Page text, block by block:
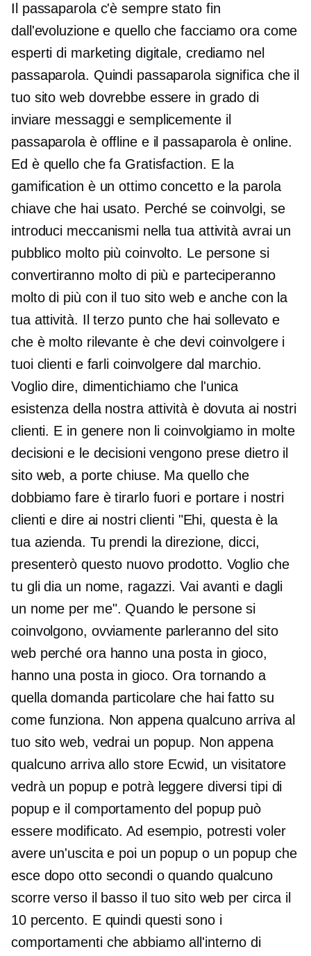
Il passaparola c'è sempre stato fin
dall'evoluzione e quello che facciamo ora come
esperti di marketing digitale, crediamo nel
passaparola. Quindi passaparola significa che il
tuo sito web dovrebbe essere in grado di
inviare messaggi e semplicemente il
passaparola è offline e il passaparola è online.
Ed è quello che fa Gratisfaction. E la
gamification è un ottimo concetto e la parola
chiave che hai usato. Perché se coinvolgi, se
introduci meccanismi nella tua attività avrai un
pubblico molto più coinvolto. Le persone si
convertiranno molto di più e parteciperanno
molto di più con il tuo sito web e anche con la
tua attività. Il terzo punto che hai sollevato e
che è molto rilevante è che devi coinvolgere i
tuoi clienti e farli coinvolgere dal marchio.
Voglio dire, dimentichiamo che l'unica
esistenza della nostra attività è dovuta ai nostri
clienti. E in genere non li coinvolgiamo in molte
decisioni e le decisioni vengono prese dietro il
sito web, a porte chiuse. Ma quello che
dobbiamo fare è tirarlo fuori e portare i nostri
clienti e dire ai nostri clienti "Ehi, questa è la
tua azienda. Tu prendi la direzione, dicci,
presenterò questo nuovo prodotto. Voglio che
tu gli dia un nome, ragazzi. Vai avanti e dagli
un nome per me". Quando le persone si
coinvolgono, ovviamente parleranno del sito
web perché ora hanno una posta in gioco,
hanno una posta in gioco. Ora tornando a
quella domanda particolare che hai fatto su
come funziona. Non appena qualcuno arriva al
tuo sito web, vedrai un popup. Non appena
qualcuno arriva allo store Ecwid, un visitatore
vedrà un popup e potrà leggere diversi tipi di
popup e il comportamento del popup può
essere modificato. Ad esempio, potresti voler
avere un'uscita e poi un popup o un popup che
esce dopo otto secondi o quando qualcuno
scorre verso il basso il tuo sito web per circa il
10 percento. E quindi questi sono i
comportamenti che abbiamo all'interno di